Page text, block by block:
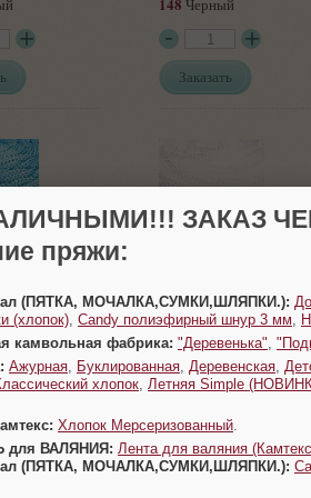
Черный
Заказать
Заказать
ЗАКАЗ
пряжи:
(ПЯТКА, МОЧАЛКА,СУМКИ,ШЛЯПКИ.):
(хлопок) Candy полиэфирный шнур 3 мм
камвольная фабрика: "Деревенька"
Ажурная Буклированная Деревенская
хлопок Летняя Simple
Хлопок Мерсеризованный
для ВАЛЯНИЯ: Лента для валяния
(ПЯТКА, МОЧАЛКА,СУМКИ,ШЛЯПКИ.):